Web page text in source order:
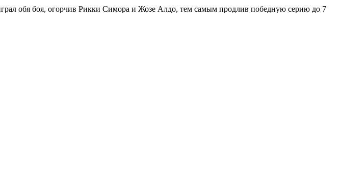
обя боя, огорчив Рикки Симора и Жозе Алдо, тем самым продлив победную серию до 7